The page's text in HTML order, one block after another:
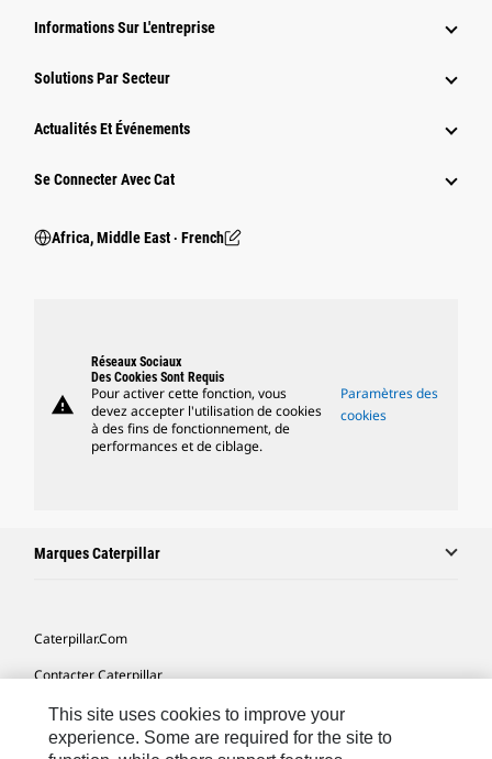
Informations Sur L'entreprise
Solutions Par Secteur
Actualités Et Événements
Se Connecter Avec Cat
Africa, Middle East ‧ French
warning
Réseaux Sociaux
Des Cookies Sont Requis
Pour activer cette fonction, vous
devez accepter l'utilisation de cookies
à des fins de fonctionnement, de
performances et de ciblage.
Paramètres des
cookies
Marques Caterpillar
Caterpillar.com
Contacter Caterpillar
Mes Préférences Marketing
Plan Du Site
This site uses cookies to improve your
experience. Some are required for the site to